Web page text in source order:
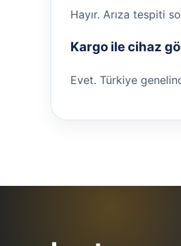
Hayır. Arıza tespiti
Kargo ile cihaz
Evet. Türkiye